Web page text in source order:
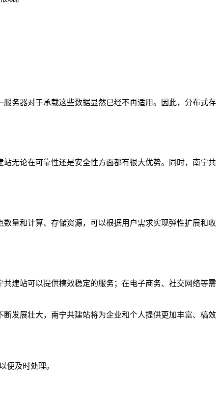
务器对于承载这些数据显然已经不再适用。因此，分布式存
无论在可靠性还是安全性方面都有很大优势。同时，南宁共
量和计算、存储资源，可以根据用户需求实现弹性扩展和收
建站可以提供槁效稳定的服务；在电子商务、社交网络等需
发展壮大，南宁共建站将为企业和个人提供更加丰富、槁效
便及时处理。